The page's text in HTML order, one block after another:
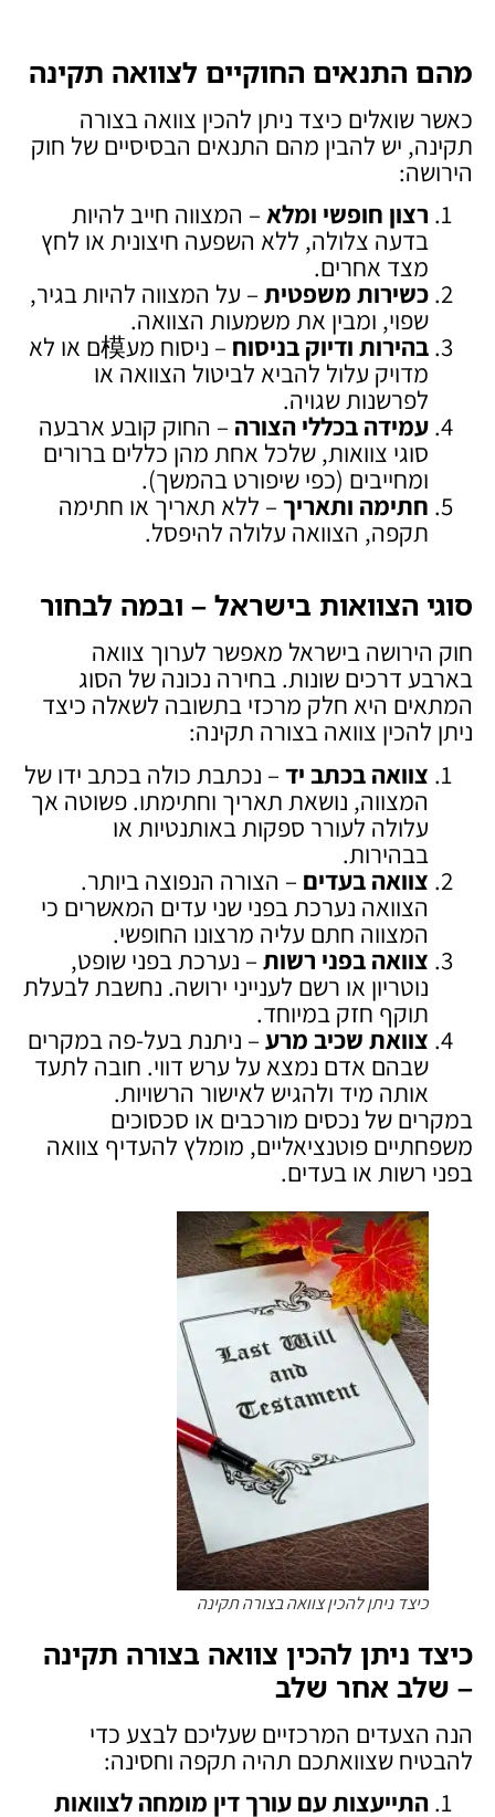
מהם התנאים החוקיים לצוואה תקינה
כאשר שואלים כיצד ניתן להכין צוואה בצורה
תקינה, יש להבין מהם התנאים הבסיסיים של חוק
הירושה:
רצון חופשי ומלא – המצווה חייב להיות
בדעה צלולה, ללא השפעה חיצונית או לחץ
מצד אחרים.
כשירות משפטית – על המצווה להיות בגיר,
שפוי, ומבין את משמעות הצוואה.
בהירות ודיוק בניסוח
– ניסוח מע模ם או לא
מדויק עלול להביא לביטול הצוואה או
לפרשנות שגויה.
עמידה בכללי הצורה – החוק קובע ארבעה
סוגי צוואות, שלכל אחת מהן כללים ברורים
ומחייבים (כפי שיפורט בהמשך).
חתימה ותאריך – ללא תאריך או חתימה
תקפה, הצוואה עלולה להיפסל.
סוגי הצוואות בישראל – ובמה לבחור
חוק הירושה בישראל מאפשר לערוך צוואה
בארבע דרכים שונות. בחירה נכונה של הסוג
המתאים היא חלק מרכזי בתשובה לשאלה כיצד
ניתן להכין צוואה בצורה תקינה:
צוואה בכתב יד – נכתבת כולה בכתב ידו של
המצווה, נושאת תאריך וחתימתו. פשוטה אך
עלולה לעורר ספקות באותנטיות או
בבהירות.
צוואה בעדים – הצורה הנפוצה ביותר.
הצוואה נערכת בפני שני עדים המאשרים כי
המצווה חתם עליה מרצונו החופשי.
צוואה בפני רשות – נערכת בפני שופט,
נוטריון או רשם לענייני ירושה. נחשבת לבעלת
תוקף חזק במיוחד.
צוואת שכיב מרע – ניתנת בעל-פה במקרים
שבהם אדם נמצא על ערש דווי. חובה לתעד
אותה מיד ולהגיש לאישור הרשויות.
במקרים של נכסים מורכבים או סכסוכים
משפחתיים פוטנציאליים, מומלץ להעדיף צוואה
בפני רשות או בעדים.
כיצד ניתן להכין צוואה בצורה תקינה
כיצד ניתן להכין צוואה בצורה תקינה
– שלב אחר שלב
הנה הצעדים המרכזיים שעליכם לבצע כדי
להבטיח שצוואתכם תהיה תקפה וחסינה:
התייעצות עם עורך דין מומחה לצוואות